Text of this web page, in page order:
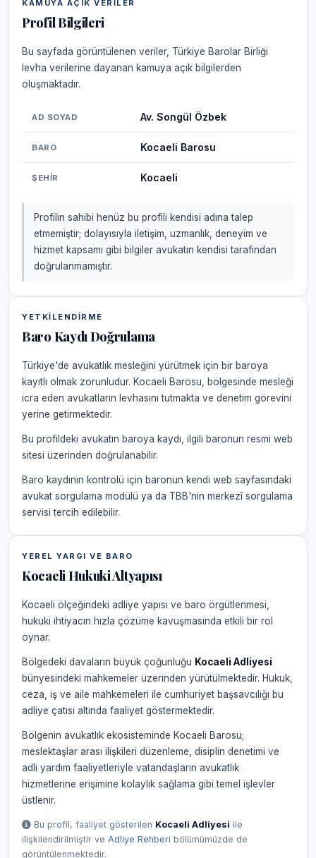
KAMUYA AÇIK VERILER
Profil Bilgileri
Bu sayfada görüntülenen veriler, Türkiye Barolar Birliği
levha verilerine dayanan kamuya açık bilgilerden
oluşmaktadır.
AD SOYAD Av. Songül Özbek
BARO Kocaeli Barosu
ŞEHIR Kocaeli
Profilin sahibi henüz bu profili kendisi adına talep
etmemiştir; dolayısıyla iletişim, uzmanlık, deneyim ve
hizmet kapsamı gibi bilgiler avukatın kendisi tarafından
doğrulanmamıştır.
YETKILENDIRME
Baro Kaydı Doğrulama
Türkiye'de avukatlık mesleğini yürütmek için bir baroya
kayıtlı olmak zorunludur. Kocaeli Barosu, bölgesinde mesleği
icra eden avukatların levhasını tutmakta ve denetim görevini
yerine getirmektedir.
Bu profildeki avukatın baroya kaydı, ilgili baronun resmi web
sitesi üzerinden doğrulanabilir.
Baro kaydının kontrolü için baronun kendi web sayfasındaki
avukat sorgulama modülü ya da TBB'nin merkezî sorgulama
servisi tercih edilebilir.
YEREL YARGI VE BARO
Kocaeli Hukuki Altyapısı
Kocaeli ölçeğindeki adliye yapısı ve baro örgütlenmesi,
hukuki ihtiyacın hızla çözüme kavuşmasında etkili bir rol
oynar.
Bölgedeki davaların büyük çoğunluğu Kocaeli Adliyesi
bünyesindeki mahkemeler üzerinden yürütülmektedir. Hukuk,
ceza, iş ve aile mahkemeleri ile cumhuriyet başsavcılığı bu
adliye çatısı altında faaliyet göstermektedir.
Bölgenin avukatlık ekosisteminde Kocaeli Barosu;
meslektaşlar arası ilişkileri düzenleme, disiplin denetimi ve
adli yardım faaliyetleriyle vatandaşların avukatlık
hizmetlerine erişimine kolaylık sağlama gibi temel işlevler
üstlenir.
Bu profil, faaliyet gösterilen Kocaeli Adliyesi ile
ilişkilendirilmiştir ve Adliye Rehberi bölümümüzde de
görüntülenmektedir.